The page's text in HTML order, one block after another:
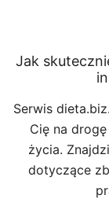
Jak
Serwis
Cię na
życia.
dotyczące